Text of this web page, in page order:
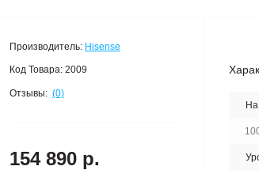
Производитель: Hisense
Код Товара: 2009
Отзывы: (0)
154 890 р.